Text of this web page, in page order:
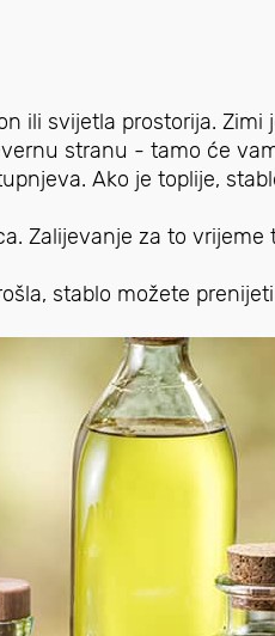
ili svijetla prostorija. Zimi
stranu - tamo će
Ako je toplije,
Zalijevanje za to
stablo možete